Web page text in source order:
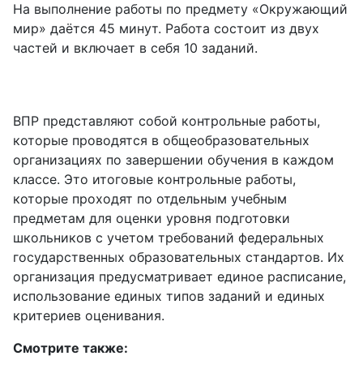
На выполнение работы по предмету «Окружающий
мир» даётся 45 минут. Работа состоит из двух
частей и включает в себя 10 заданий.
ВПР представляют собой контрольные работы,
которые проводятся в общеобразовательных
организациях по завершении обучения в каждом
классе. Это итоговые контрольные работы,
которые проходят по отдельным учебным
предметам для оценки уровня подготовки
школьников с учетом требований федеральных
государственных образовательных стандартов. Их
организация предусматривает единое расписание,
использование единых типов заданий и единых
критериев оценивания.
Смотрите также: